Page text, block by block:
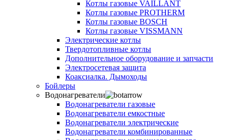
Котлы газовые VAILLANT
Котлы газовые PROTHERM
Котлы газовые BOSCH
Котлы газовые VISSMANN
Электрические котлы
Твердотопливные котлы
Дополнительное оборудование и запчасти
Электросетевая защита
Коаксиалка. Дымоходы
Бойлеры
Водонагреватели
Водонагреватели газовые
Водонагреватели емкостные
Водонагреватели электрические
Водонагреватели комбинированные